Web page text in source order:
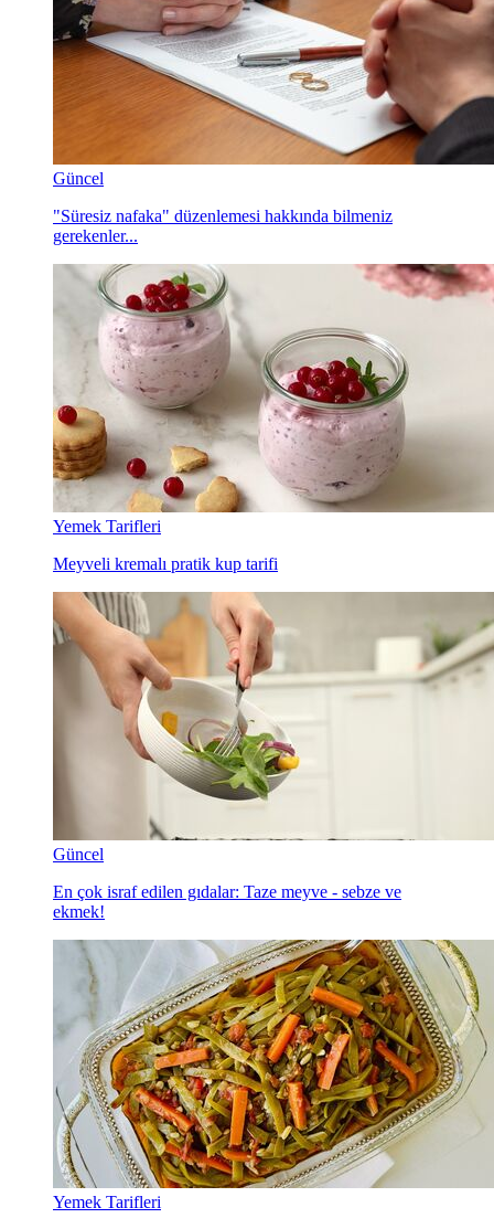
Güncel
"Süresiz nafaka" düzenlemesi hakkında bilmeniz
gerekenler...
Yemek Tarifleri
Meyveli kremalı pratik kup tarifi
Güncel
En çok israf edilen gıdalar: Taze meyve - sebze ve
ekmek!
Yemek Tarifleri